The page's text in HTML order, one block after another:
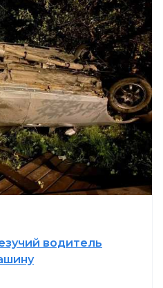
водитель